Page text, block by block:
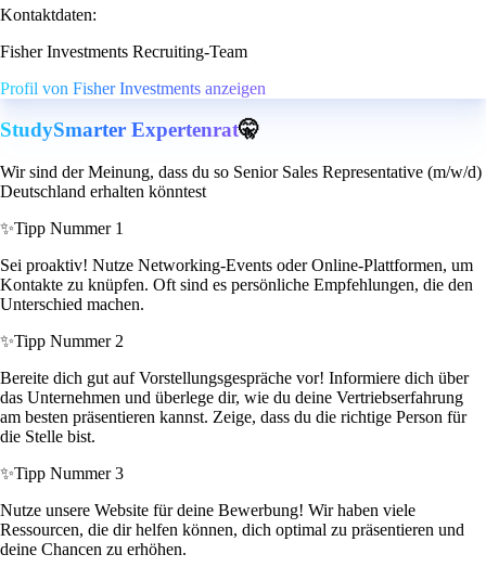
Kontaktdaten:
Fisher Investments Recruiting-Team
Profil von Fisher Investments anzeigen
StudySmarter Expertenrat🤫
Wir sind der Meinung, dass du so Senior Sales Representative (m/w/d)
Deutschland erhalten könntest
✨Tipp Nummer 1
Sei proaktiv! Nutze Networking-Events oder Online-Plattformen, um
Kontakte zu knüpfen. Oft sind es persönliche Empfehlungen, die den
Unterschied machen.
✨Tipp Nummer 2
Bereite dich gut auf Vorstellungsgespräche vor! Informiere dich über
das Unternehmen und überlege dir, wie du deine Vertriebserfahrung
am besten präsentieren kannst. Zeige, dass du die richtige Person für
die Stelle bist.
✨Tipp Nummer 3
Nutze unsere Website für deine Bewerbung! Wir haben viele
Ressourcen, die dir helfen können, dich optimal zu präsentieren und
deine Chancen zu erhöhen.